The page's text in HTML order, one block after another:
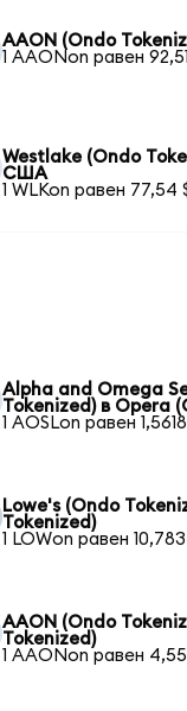
AAON (Ondo
1 AAONon равен
Westlake (Ondo
США
1 WLKon равен 77,54
Alpha and Omega
Tokenized) в Opera
1 AOSLon равен
Lowe's (Ondo
Tokenized)
1 LOWon равен
AAON (Ondo
Tokenized)
1 AAONon равен